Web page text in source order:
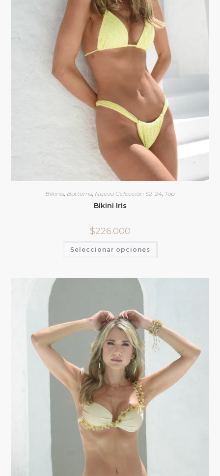
Bikinis, Bottoms, Nueva Colección S2-24, Top
Bikini Iris
$226.000
Seleccionar opciones